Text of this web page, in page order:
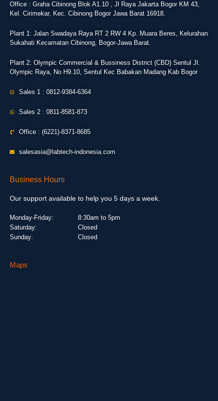
Office : Graha Cibinong Blok A1.10 , Jl Raya Jakarta Bogor KM 43,
Kel. Cirimekar, Kec. Cibinong Bogor Jawa Barat 16918.
Plant 1: Jalan Swadaya Raya RT 2 RW 4 Kp. Muara Beres, Kelurahan
Sukahati Kecamatan Cibinong, Bogor-Jawa Barat.
Plant 2: Olympic Commercial & Bussiness District (CBD) Sentul Jl.
Olympic Raya, No H9.10, Sentul Kec Babakan Madang Kab Bogor
Sales 1 : 0812-9384-6364
Sales 2 : 0811-8581-873
Office : (6221)-8371-8685
salesasia@labtech-indonesia.com
Business Hours
Our support available to help you 5 days a week.
Monday-Friday:
Saturday:
Sunday:
8:30am to 5pm
Closed
Closed
Maps